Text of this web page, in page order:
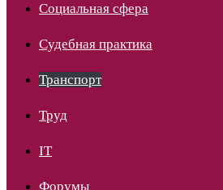
Социальная сфера
Судебная практика
Транспорт
Труд
IT
Форумы